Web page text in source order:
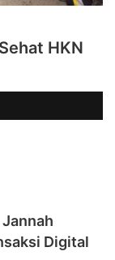
HKN
Digital